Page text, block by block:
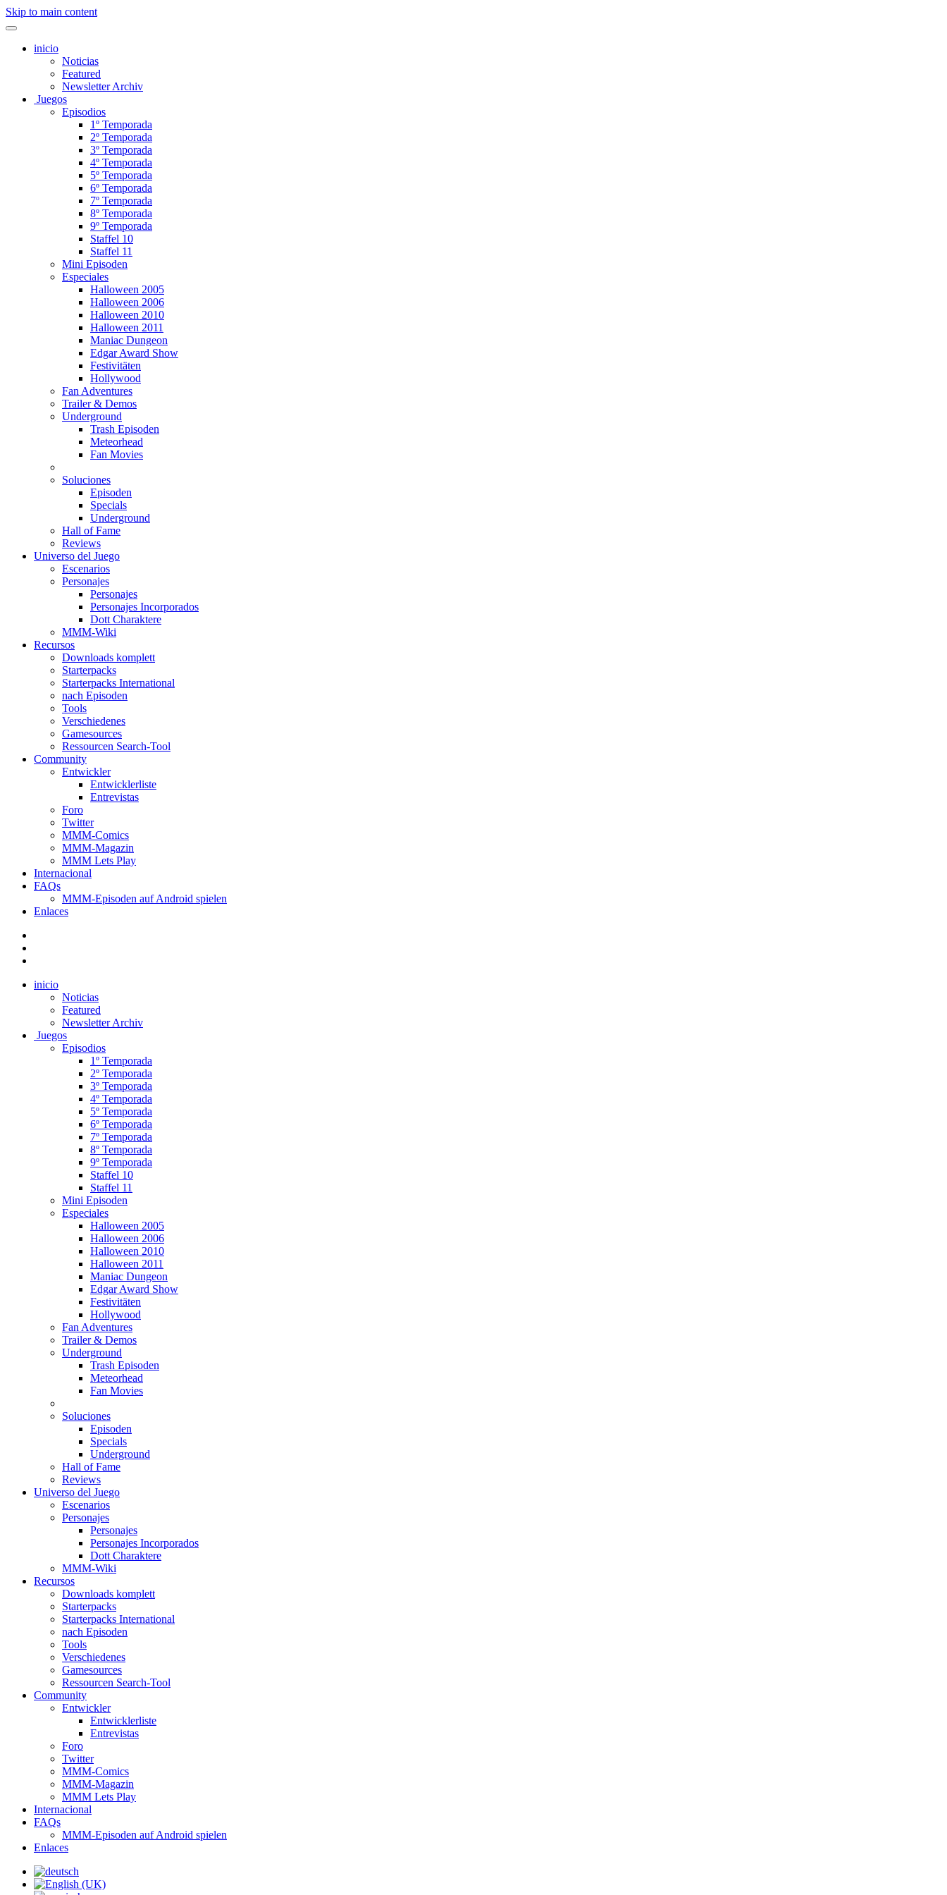
Skip to main content
inicio
Noticias
Featured
Newsletter Archiv
Juegos
Episodios
1º Temporada
2º Temporada
3º Temporada
4º Temporada
5º Temporada
6º Temporada
7º Temporada
8º Temporada
9º Temporada
Staffel 10
Staffel 11
Mini Episoden
Especiales
Halloween 2005
Halloween 2006
Halloween 2010
Halloween 2011
Maniac Dungeon
Edgar Award Show
Festivitäten
Hollywood
Fan Adventures
Trailer & Demos
Underground
Trash Episoden
Meteorhead
Fan Movies
Soluciones
Episoden
Specials
Underground
Hall of Fame
Reviews
Universo del Juego
Escenarios
Personajes
Personajes
Personajes Incorporados
Dott Charaktere
MMM-Wiki
Recursos
Downloads komplett
Starterpacks
Starterpacks International
nach Episoden
Tools
Verschiedenes
Gamesources
Ressourcen Search-Tool
Community
Entwickler
Entwicklerliste
Entrevistas
Foro
Twitter
MMM-Comics
MMM-Magazin
MMM Lets Play
Internacional
FAQs
MMM-Episoden auf Android spielen
Enlaces
inicio
Noticias
Featured
Newsletter Archiv
Juegos
Episodios
1º Temporada
2º Temporada
3º Temporada
4º Temporada
5º Temporada
6º Temporada
7º Temporada
8º Temporada
9º Temporada
Staffel 10
Staffel 11
Mini Episoden
Especiales
Halloween 2005
Halloween 2006
Halloween 2010
Halloween 2011
Maniac Dungeon
Edgar Award Show
Festivitäten
Hollywood
Fan Adventures
Trailer & Demos
Underground
Trash Episoden
Meteorhead
Fan Movies
Soluciones
Episoden
Specials
Underground
Hall of Fame
Reviews
Universo del Juego
Escenarios
Personajes
Personajes
Personajes Incorporados
Dott Charaktere
MMM-Wiki
Recursos
Downloads komplett
Starterpacks
Starterpacks International
nach Episoden
Tools
Verschiedenes
Gamesources
Ressourcen Search-Tool
Community
Entwickler
Entwicklerliste
Entrevistas
Foro
Twitter
MMM-Comics
MMM-Magazin
MMM Lets Play
Internacional
FAQs
MMM-Episoden auf Android spielen
Enlaces